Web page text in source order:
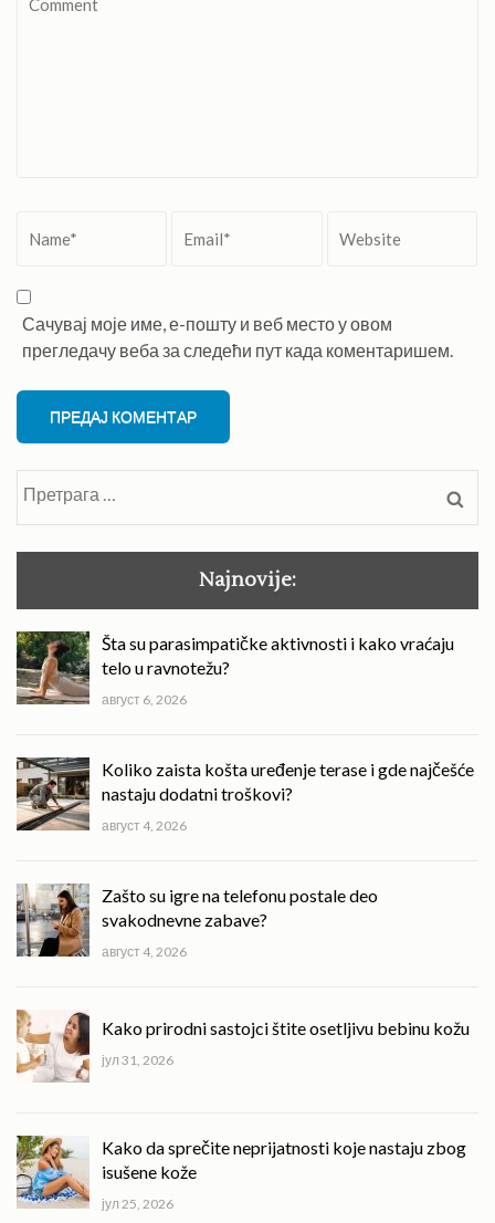
Сачувај моје име, е-пошту и веб место у овом
прегледачу веба за следећи пут када коментаришем.
Najnovije:
Šta su parasimpatičke aktivnosti i kako vraćaju
telo u ravnotežu?
август 6, 2026
Koliko zaista košta uređenje terase i gde najčešće
nastaju dodatni troškovi?
август 4, 2026
Zašto su igre na telefonu postale deo
svakodnevne zabave?
август 4, 2026
Kako prirodni sastojci štite osetljivu bebinu kožu
јул 31, 2026
Kako da sprečite neprijatnosti koje nastaju zbog
isušene kože
јул 25, 2026